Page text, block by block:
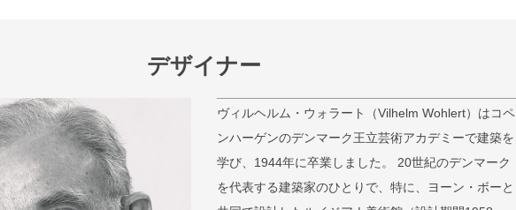
デザイナー
ヴィルヘルム・ウォラート（Vilhelm Wohlert）はコペ
ンハーゲンのデンマーク王立芸術アカデミーで建築を
学び、1944年に卒業しました。 20世紀のデンマーク
を代表する建築家のひとりで、特に、ヨーン・ボーと